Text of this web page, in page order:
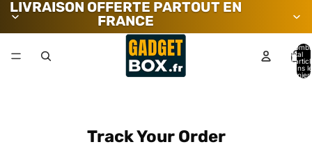
LIVRAISON OFFERTE PARTOUT EN
FRANCE
total
dans le
Track Your Order